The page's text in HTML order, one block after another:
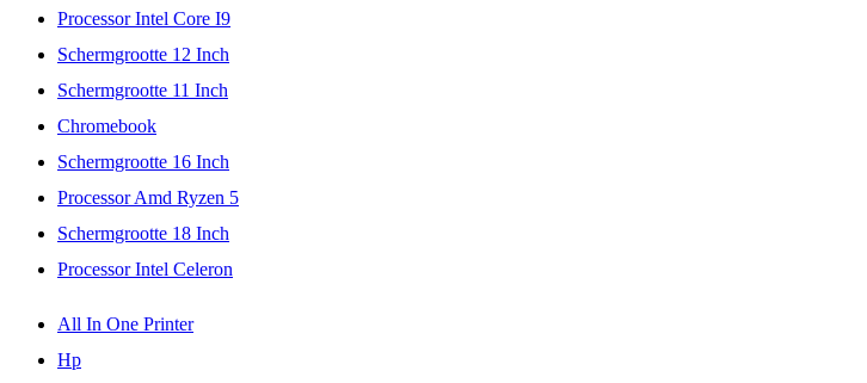
Processor Intel Core I9
Schermgrootte 12 Inch
Schermgrootte 11 Inch
Chromebook
Schermgrootte 16 Inch
Processor Amd Ryzen 5
Schermgrootte 18 Inch
Processor Intel Celeron
All In One Printer
Hp